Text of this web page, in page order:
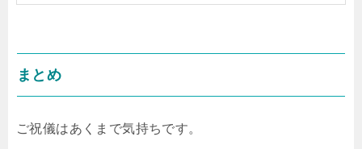
まとめ
ご祝儀はあくまで気持ちです。